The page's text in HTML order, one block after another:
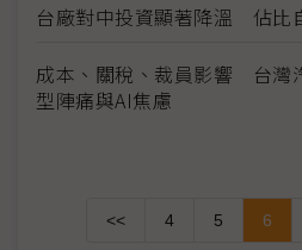
台廠對中投資顯著降溫 佔比
成本、關稅、裁員影響 台灣
型陣痛與AI焦慮
<< 4 5 6